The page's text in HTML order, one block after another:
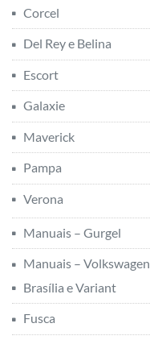
Corcel
Del Rey e Belina
Escort
Galaxie
Maverick
Pampa
Verona
Manuais – Gurgel
Manuais – Volkswagen
Brasília e Variant
Fusca